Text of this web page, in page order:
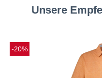
Unsere
-20%